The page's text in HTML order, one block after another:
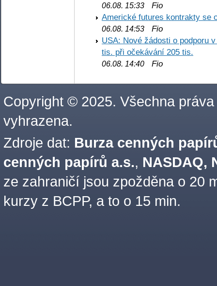
06.08. 15:33 Fio
Americké futures kontrakty se
06.08. 14:53 Fio
USA: Nové žádosti o podporu
tis. při očekávání 205 tis.
06.08. 14:40 Fio
Copyright © 2025. Všechna práva
vyhrazena.
Zdroje dat: Burza cenných
cenných papírů a.s., NASDAQ,
ze zahraničí jsou zpožděna o 20
kurzy z BCPP, a to o 15 min.